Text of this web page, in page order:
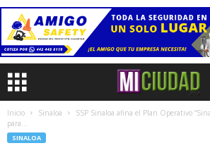
Inicio Sinaloa
SSP Sinaloa afina el Plan Operativo
para...
SINALOA